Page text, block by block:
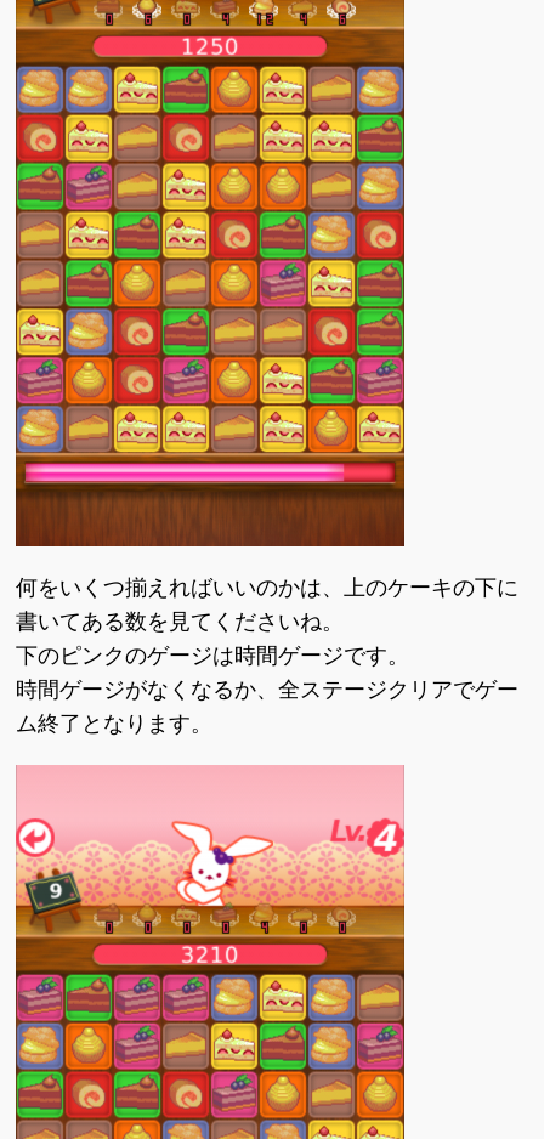
何をいくつ揃えればいいのかは、上のケーキの下に
書いてある数を見てくださいね。
下のピンクのゲージは時間ゲージです。
時間ゲージがなくなるか、全ステージクリアでゲー
ム終了となります。